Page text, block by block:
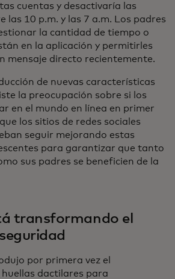
cuentas y desactivaría las
las 10 p.m. y las 7 a.m. Los padres
la cantidad de tiempo o
en la aplicación y permitirles
mensaje directo recientemente.
de nuevas características
la preocupación sobre si los
en el mundo en línea en primer
los sitios de redes sociales
seguir mejorando estas
para garantizar que tanto
sus padres se beneficien de la
transformando el
por primera vez el
dactilares para